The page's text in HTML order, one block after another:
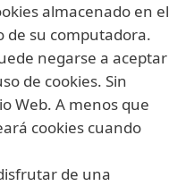
almacenado en el
de su computadora.
negarse a aceptar
de cookies. Sin
Web. A menos que
cookies cuando
de una